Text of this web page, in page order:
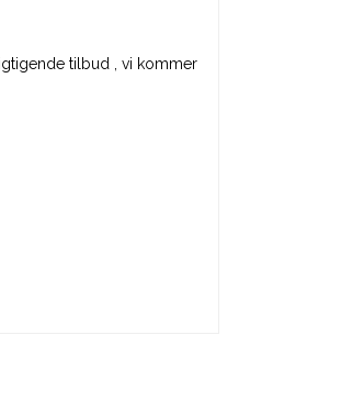
tilbud , vi kommer